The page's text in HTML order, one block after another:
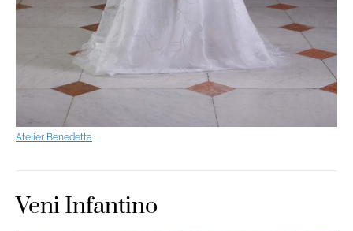
Atelier Benedetta
Veni Infantino